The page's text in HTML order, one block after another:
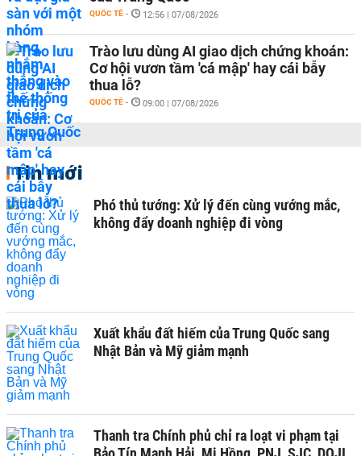
QUỐC TẾ - 12:56 | 07/08/2026
Trào lưu dùng AI giao dịch chứng khoán:
Cơ hội vươn tầm 'cá mập' hay cái bẫy
thua lỗ?
QUỐC TẾ - 09:00 | 07/08/2026
Tin mới
Phó thủ tướng: Xử lý đến cùng vướng mắc,
không đẩy doanh nghiệp đi vòng
Xuất khẩu đất hiếm của Trung Quốc sang
Nhật Bản và Mỹ giảm mạnh
Thanh tra Chính phủ chỉ ra loạt vi phạm tại